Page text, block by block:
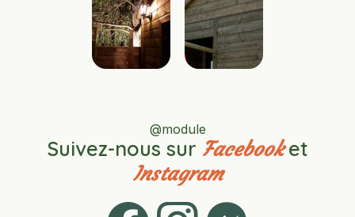
@module
Suivez-nous sur Facebooket
Instagram